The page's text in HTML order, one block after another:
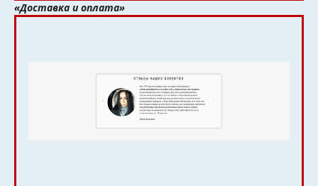
«Доставка и оплата»